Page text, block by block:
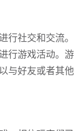
社交和交流。
行游戏活动。游
与好友或者其他